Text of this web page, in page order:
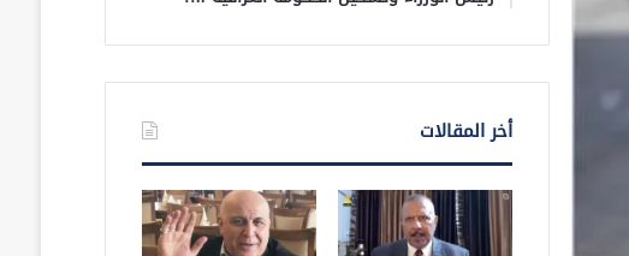
أخر المقالات